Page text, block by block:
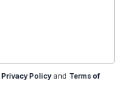
Privacy Policy and Terms of